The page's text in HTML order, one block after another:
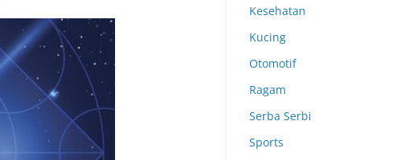
Kesehatan
Kucing
Otomotif
Ragam
Serba Serbi
Sports